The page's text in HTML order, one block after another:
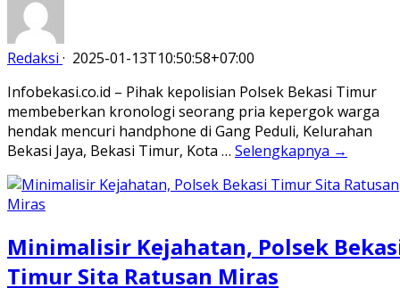
Redaksi · 2025-01-13T10:50:58+07:00
Infobekasi.co.id – Pihak kepolisian Polsek Bekasi Timur
membeberkan kronologi seorang pria kepergok warga
hendak mencuri handphone di Gang Peduli, Kelurahan
Bekasi Jaya, Bekasi Timur, Kota … Selengkapnya →
Minimalisir Kejahatan, Polsek
Timur Sita Ratusan Miras